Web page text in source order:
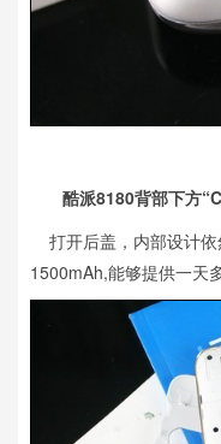
酷派8180背部下方
打开后盖，内部设计依
1500mAh,能够提供一天